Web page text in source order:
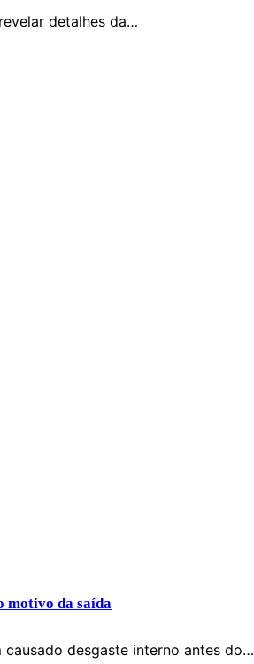
detalhes da…
motivo da saída
desgaste interno antes do…